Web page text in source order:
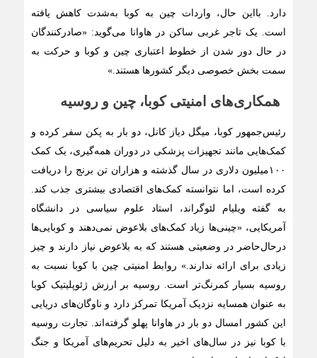
دارد. با‌این‌ حال، واردات چین به کوبا به‌شدت کاهش یافته
است. یک تاجر غربی ساکن در هاوانا می‌گوید: «صادرکنندگان
در حال دور شدن از خطوط اعتباری چین و کوبا و حرکت به
سمت بخش خصوصی دیگر کشورها هستند.»
همکاری‌های امنیتی کوبا، چین و روسیه
رئیس‌جمهور کوبا، میگل دیاز کانل، دو بار به پکن سفر کرده و
کمک‌هایی مانند تجهیزات پزشکی در دوران همه‌گیری، یک کمک
۱۰۰میلیون دلاری در سال گذشته و هزاران تن برنج را دریافت
کرده است، اما نتوانسته کمک‌های اقتصادی بیشتری جذب کند.
به گفته ویلیام لئوگراند، استاد علوم سیاسی در دانشگاه
آمریکایی، «چینی‌ها زیاد کمک‌های بلاعوض نمی‌دهند و کوبایی‌ها
درحال‌حاضر در وضعیتی هستند که به بلاعوض نیاز دارند و چیز
زیادی برای ارائه ندارند.» روابط امنیتی چین با کوبا نسبت به
روسیه بسیار کمرنگ‌تر است. روسیه بر ارزش ژئوپلیتیک کوبا
به عنوان همسایه نزدیک آمریکا تمرکز دارد و ناوگان‌های دریایی
این کشور امسال دو بار در هاوانا پهلو گرفته‌اند. تجارت روسیه
با کوبا نیز در سال‌های اخیر به دلیل تحریم‌های آمریکا و جنگ